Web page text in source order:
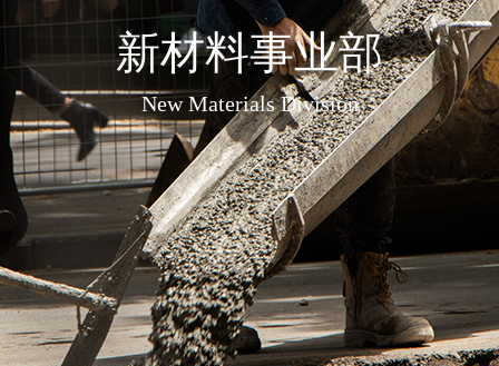
新材料事业部
New Materials Division
混凝土工程裂缝控制
混凝土工程防水防腐
混凝土工程渗漏水治理
地面工程设计施工
+